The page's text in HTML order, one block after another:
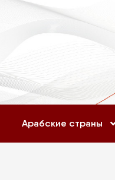
Арабские страны